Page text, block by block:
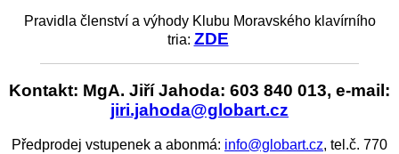
Pravidla členství a výhody Klubu Moravského klavírního
tria: ZDE
Kontakt: MgA. Jiří Jahoda: 603 840 013, e-mail:
jiri.jahoda@globart.cz
Předprodej vstupenek a abonmá: info@globart.cz, tel.č. 770